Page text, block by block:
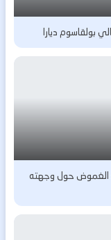
بولقاسوم ديارا
الغموض حول وجهته